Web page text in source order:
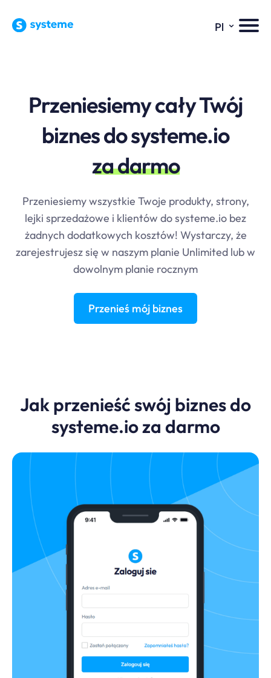
Pl ⌄
Przeniesiemy cały Twój
biznes do systeme.io
za darmo
Przeniesiemy wszystkie Twoje produkty, strony,
lejki sprzedażowe i klientów dosysteme.io bez
żadnych dodatkowych kosztów! Wystarczy, że
zarejestrujesz się w naszym planie Unlimited lub w
dowolnym planie rocznym
Przenieś mój biznes
Jak przenieść swój biznes do
systeme.ioza darmo